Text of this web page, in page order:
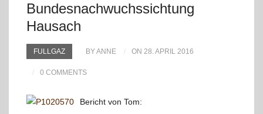
Bundesnachwuchssichtung
Hausach
FULLGAZ BY ANNE ON 28. APRIL 2016
0 COMMENTS
Bericht von Tom: